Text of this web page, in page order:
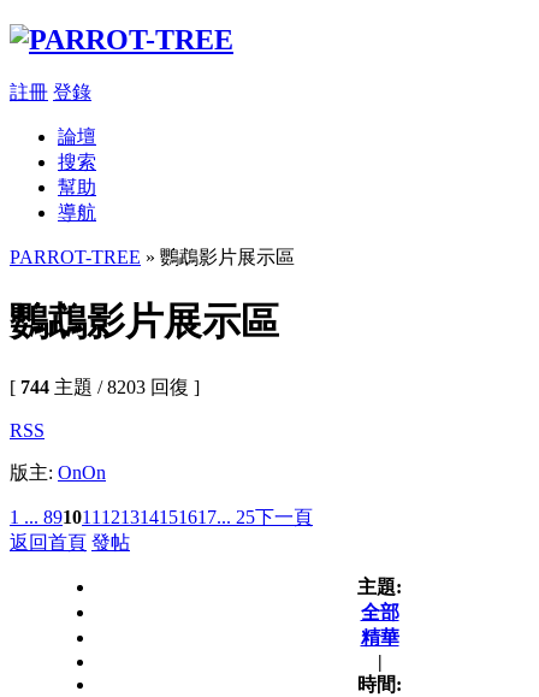
註冊 登錄
論壇
搜索
幫助
導航
PARROT-TREE » 鸚鵡影片展示區
鸚鵡影片展示區
[ 744 主題 / 8203 回復 ]
RSS
版主: OnOn
1 ... 891011 121314151617... 25下一頁
返回首頁 發帖
主題:
全部
精華
|
時間: